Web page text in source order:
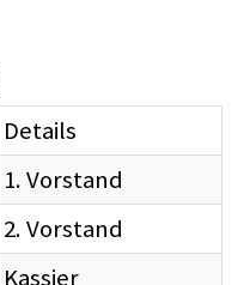
Details
1. Vorstand
2. Vorstand
Kassier